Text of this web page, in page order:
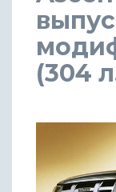
(304